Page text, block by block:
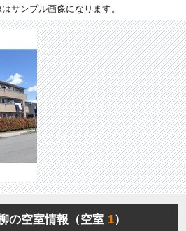
サンプル画像になります。
の空室情報（空室1）